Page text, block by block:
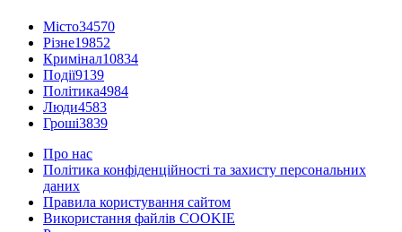
Місто34570
Різне19852
Кримінал10834
Події9139
Політика4984
Люди4583
Гроші3839
Про нас
Політика конфіденційності та захисту персональних
даних
Правила користування сайтом
Використання файлів COOKIE